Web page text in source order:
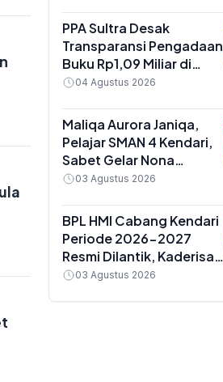
Golongan IX
PPA Sultra Desak
Transparansi Pengadaan
Buku Rp1,09 Miliar di
Konawe, Plt Kadis Dikbud
Paket Anggaran
04 Agustus 2026
Maliqa Aurora Janiqa,
Pelajar SMAN 4 Kendari,
Sabet Gelar Nona
Indonesia Sultra 2026
Yogyakarta
03 Agustus 2026
BPL HMI Cabang Kendari
Periode 2026-2027
Resmi Dilantik, Kaderisasi
Jadi Prioritas Utama
03 Agustus 2026